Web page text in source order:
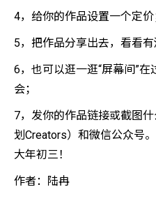
4，给你的作品设置一个定价
5，把作品分享出去，看看
6，也可以逛一逛“屏幕间”在
会；
7，发你的作品链接或截图
划Creators）和微信公众号
大年初三！
作者：陆冉